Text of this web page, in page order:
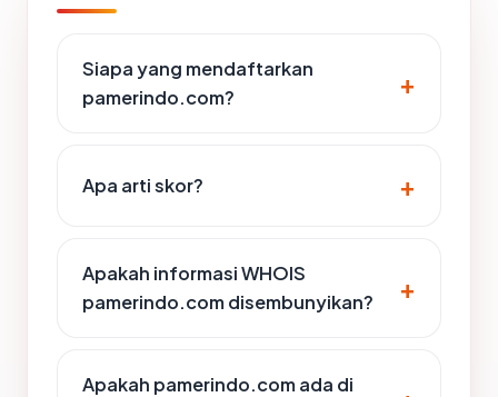
Siapa yang mendaftarkan
pamerindo.com?
Apa arti skor?
Apakah informasi WHOIS
pamerindo.com disembunyikan?
Apakah pamerindo.com ada di